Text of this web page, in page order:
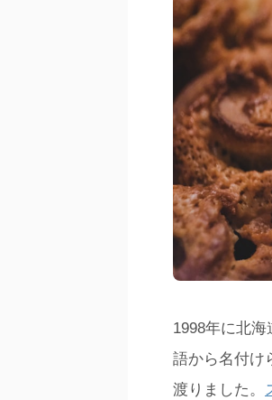
1998年に北
語から名付け
渡りました。